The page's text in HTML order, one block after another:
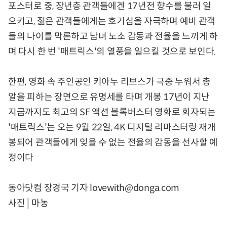
포스터로 중, 장년층 관객들에겐 17년전 향수를 불러 일
으키고, 젊은 관객들에게는 호기심을 자극하며 예비 관객
들의 나이를 막론하고 남녀 노소 감동과 전율을 느끼게 하
며 다시 한 번 '매트릭스'의 열풍을 일으킬 것으로 보인다.
한편, 영화 속 주인공인 키아누 리브스가 극중 누워서 총
알을 피하는 장면으로 유명세를 타며 개봉 17년이 지난
지금까지도 최고의 SF 액션 블록버스터 영화로 회자되는
'매트릭스'는 오는 9월 22일, 4K 디지털 리마스터링 재개
봉되어 관객들에게 잊을 수 없는 전율의 감동을 선사할 예
정이다
동아닷컴 장경국 기자 lovewith@donga.com
사진│마농